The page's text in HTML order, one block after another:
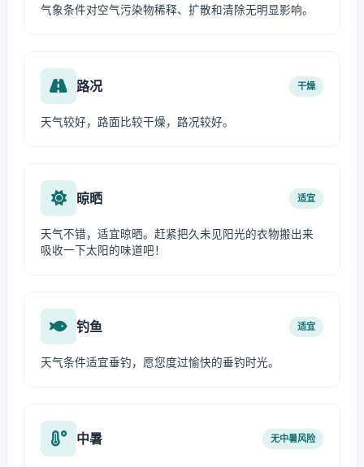
气象条件对空气污染物稀释、扩散和清除无明显影响。
路况 干燥
天气较好，路面比较干燥，路况较好。
晾晒 适宜
天气不错，适宜晾晒。赶紧把久未见阳光的衣物搬出来
吸收一下太阳的味道吧！
钓鱼 适宜
天气条件适宜垂钓，愿您度过愉快的垂钓时光。
中暑 无中暑风险